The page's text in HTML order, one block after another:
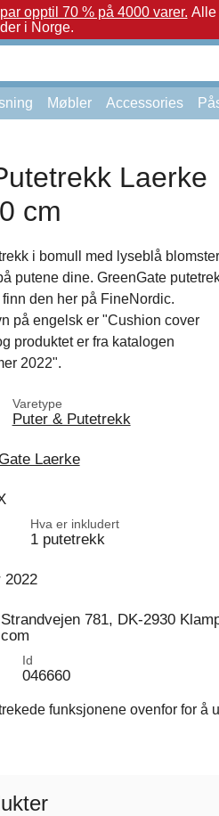
opptil 70 % på 4000 varer. Alle
i Norge.
Møbler Accessories
Laerke
cm
i bomull med lyseblå
putene dine. GreenGate
den her på FineNordic.
på engelsk er "Cushion cover
produktet er fra katalogen
2022".
Varetype
Puter & Putetrekk
Laerke
Hva er inkludert
1 putetrekk
2022
781, DK-2930
Id
046660
funksjonene ovenfor for å